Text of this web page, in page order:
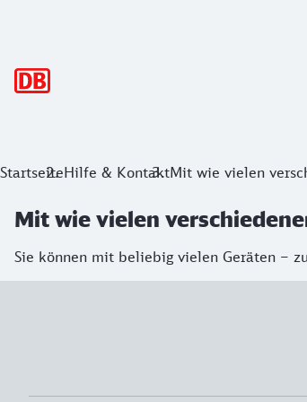
StartseiteHilfe & KontaktMit wie vielen
Mit wie vielen
Sie können mit beliebig vielen Geräten –